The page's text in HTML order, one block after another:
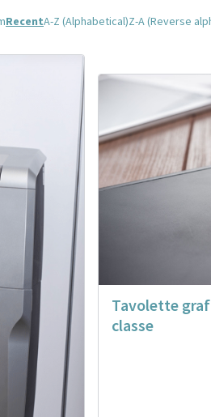
RecentA-Z (Alphabetical)Z-A (Reverse
Tavolette
classe